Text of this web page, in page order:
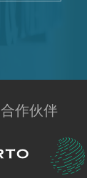
合作伙伴